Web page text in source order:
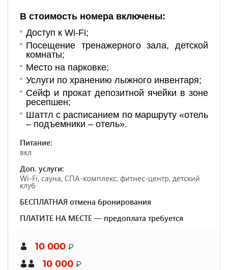
В стоимость номера включены:
Доступ к Wi-Fi;
Посещение тренажерного зала, детской
комнаты;
Место на парковке;
Услуги по хранению лыжного инвентаря;
Сейф и прокат депозитной ячейки в зоне
ресепшен;
Шаттл с расписанием по маршруту «отель
– подъемники – отель».
Питание:
вкл
Доп. услуги:
Wi-Fi, сауна, СПА-комплекс, фитнес-центр, детский
клуб
БЕСПЛАТНАЯ отмена бронирования
ПЛАТИТЕ НА МЕСТЕ — предоплата требуется
10 000 ₽
10 000 ₽